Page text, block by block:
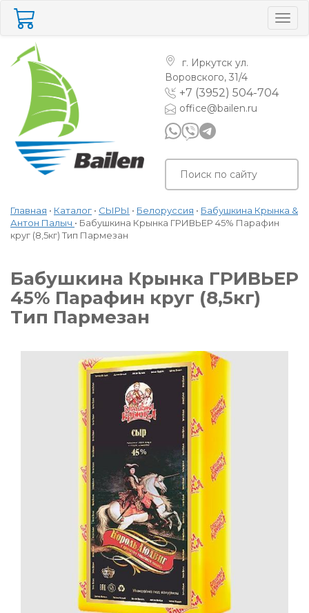
г. Иркутск ул.
Воровского, 31/4
+7 (3952) 504-704
office@bailen.ru
Главная • Каталог • СЫРЫ • Белоруссия • Бабушкина Крынка &
Антон Палыч • Бабушкина Крынка ГРИВЬЕР 45% Парафин
круг (8,5кг) Тип Пармезан
Бабушкина Крынка ГРИВЬЕР
45% Парафин круг (8,5кг)
Тип Пармезан